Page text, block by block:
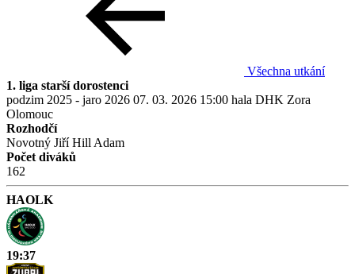
Všechna utkání
1. liga starší dorostenci
podzim 2025 - jaro 2026 07. 03. 2026 15:00 hala DHK Zora
Olomouc
Rozhodčí
Novotný Jiří Hill Adam
Počet diváků
162
HAOLK
19:37